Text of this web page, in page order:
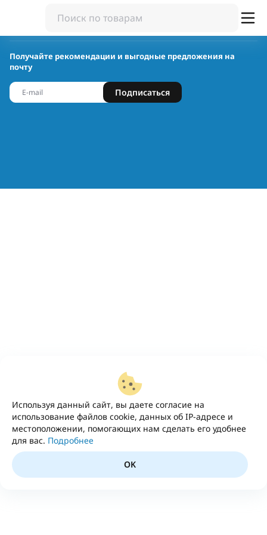
Используя данный сайт, вы даете согласие на
использование файлов cookie, данных об IP-адресе и
местоположении, помогающих нам сделать его удобнее
для вас. Подробнее
OK
Получайте рекомендации и выгодные предложения на
почту
Подписаться